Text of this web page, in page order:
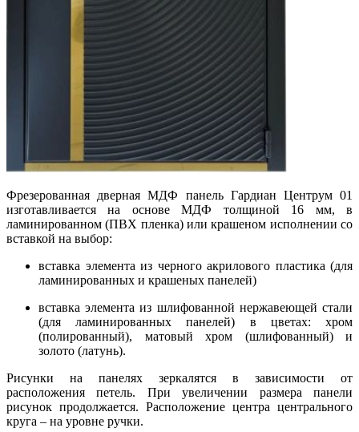
Фрезерованная дверная МДФ панель Гардиан Центрум 01
изготавливается на основе МДФ толщиной 16 мм, в
ламинированном (ПВХ пленка) или крашеном исполнении со
вставкой на выбор:
вставка элемента из черного акрилового пластика (для
ламинированных и крашеных панелей)
вставка элемента из шлифованной нержавеющей стали
(для ламинированных панелей) в цветах: хром
(полированный), матовый хром (шлифованный) и
золото (латунь).
Рисунки на панелях зеркалятся в зависимости от
расположения петель. При увеличении размера панели
рисунок продолжается. Расположение центра центрального
круга – на уровне ручки.